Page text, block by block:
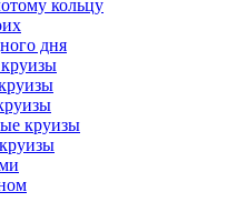
кольцу
дня
круизы